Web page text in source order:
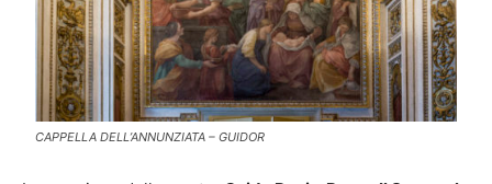
CAPPELLA DELL’ANNUNZIATA – GUIDOR